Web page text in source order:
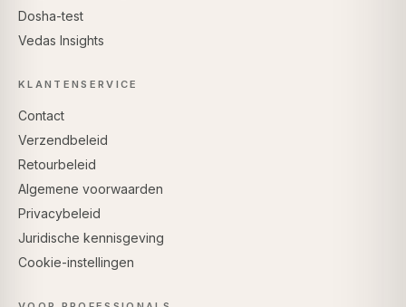
Dosha-test
Vedas Insights
KLANTENSERVICE
Contact
Verzendbeleid
Retourbeleid
Algemene voorwaarden
Privacybeleid
Juridische kennisgeving
Cookie-instellingen